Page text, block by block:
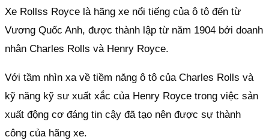
Xe Rollss Royce là hãng xe nổi tiếng của ô tô đến từ
Vương Quốc Anh, được thành lập từ năm 1904 bởi doanh
nhân Charles Rolls và Henry Royce.
Với tầm nhìn xa về tiềm năng ô tô của Charles Rolls và
kỹ năng kỹ sư xuất xắc của Henry Royce trong việc sản
xuất động cơ đáng tin cậy đã tạo nên được sự thành
công của hãng xe.